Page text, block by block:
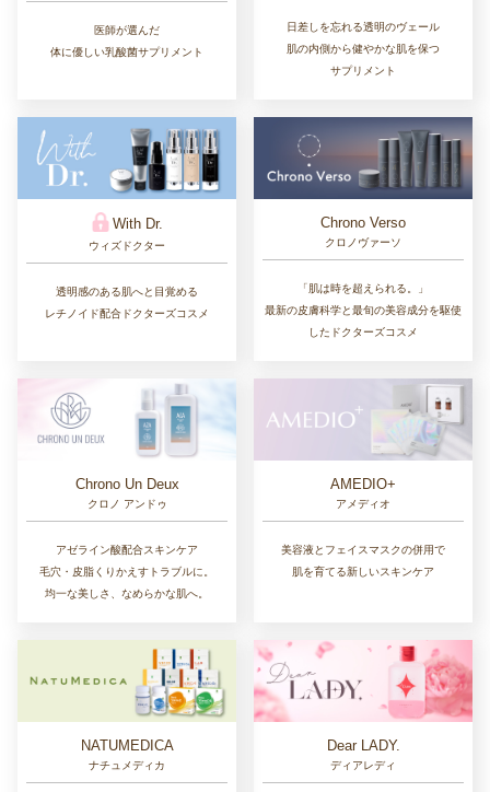
医師が選んだ
体に優しい乳酸菌サプリメント
日差しを忘れる透明のヴェール
肌の内側から健やかな肌を保つ
サプリメント
With Dr.
ウィズドクター
透明感のある肌へと目覚める
レチノイド配合ドクターズコスメ
Chrono Verso
クロノヴァーソ
「肌は時を超えられる。」
最新の皮膚科学と最旬の美容成分を駆使
したドクターズコスメ
Chrono Un Deux
クロノ アンドゥ
アゼライン酸配合スキンケア
毛穴・皮脂くりかえすトラブルに。
均一な美しさ、なめらかな肌へ。
AMEDIO+
アメディオ
美容液とフェイスマスクの併用で
肌を育てる新しいスキンケア
NATUMEDICA
ナチュメディカ
Dear LADY.
ディアレディ